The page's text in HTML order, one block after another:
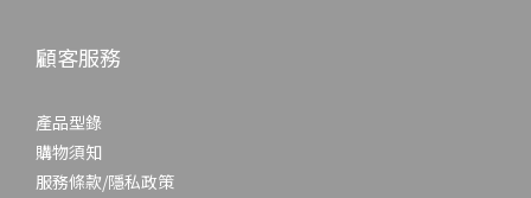
顧客服務
產品型錄
購物須知
服務條款/隱私政策